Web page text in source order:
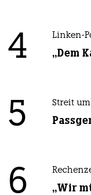
4 Linken-
„Dem
5 Streit
6 „Wir